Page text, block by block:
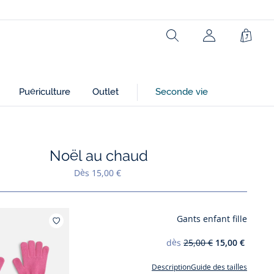
Rechercher
Mon
Puériculture Outlet Seconde vie
Noël au chaud
Dès 15,00 €
Ajouter à mes favoris : Gants enfant fille
Gants enfant fille
dès 25,00 € 15,00 €
Description Guide des tailles